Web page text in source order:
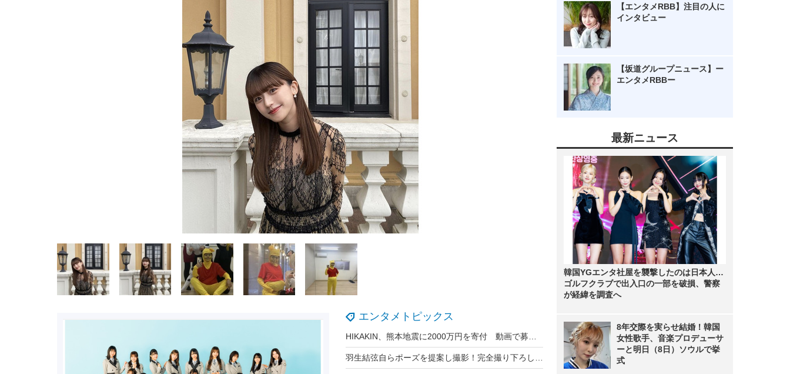
エンタメトピックス
【エンタメRBB】注目の人に
インタビュー
【坂道グループニュース】ー
エンタメRBBー
最新ニュース
韓国YGエンタ社屋を襲撃したのは日本人…
ゴルフクラブで出入口の一部を破損、警察
が経緯を調査へ
8年交際を実らせ結婚！韓国
女性歌手、音楽プロデューサ
ーと明日（8日）ソウルで挙
式